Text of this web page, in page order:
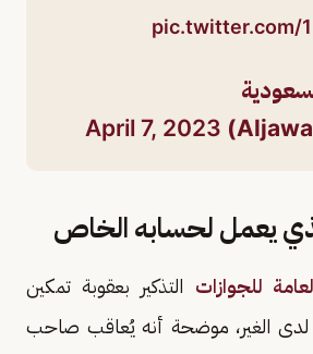
pic.twitter.com/
April 7, 2023
يعمل لحسابه الخاص
للجوازات التذكير بعقوبة تمكين
لدى الغير، موضحة أنه يُعاقب صاحب